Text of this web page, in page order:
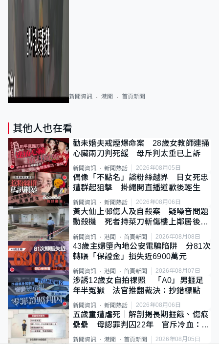
新聞資訊 港聞 首頁新聞
其他人也在看
勸未婚夫戒煙爆命案 28歲女教師連捅
心臟兩刀判死緩 母斥判太重已上訴
新聞資訊 新聞熱話 2026年08月05日
偶像「不點名」談粉絲越界 日女死忠
遭群起狙擊 掛繩開直播道歉後輕生
新聞資訊 新聞熱話 2026年08月06日
黃大仙上邨傷人及自殺案 疑噪音問題
動殺機 死者持菜刀斬傷樓上鄰居後墮
新聞資訊 港聞 首頁新聞 2026年08月08日
43歲主婦墮內地公安電騙陷阱 分81次
轉賬「保證金」損失近6900萬元
新聞資訊 港聞 首頁新聞 2026年08月07日
涉誘12歲女自拍祼照 「A0」男捱足
年半冤獄 法官推翻裁決：抄錯標點
新聞資訊 新聞熱話 2026年08月06日
五歲童遭虐死｜解剖揭長期捱餓、傷痕
纍纍 母認罪判囚22年 官斥冷血：同
類案最惡劣
新聞資訊 港聞 首頁新聞 2026年08月05日